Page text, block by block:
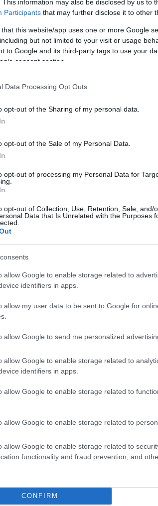
This information may also be disclosed by us to
Participants that may further disclose it to other
that this website/app uses one or more Google
but not limited to your visit or usage
to Google and its third-party tags to use your
consent section.
Data Processing Opt Outs
opt-out of the Sharing of my personal data.
opt-out of the Sale of my Personal Data.
opt-out of processing my Personal Data for
opt-out of Collection, Use, Retention, Sale, and/
Data that Is Unrelated with the Purposes
allow Google to enable storage related to
identifiers in apps.
allow my user data to be sent to Google for
allow Google to send me personalized
allow Google to enable storage related to
identifiers in apps.
allow Google to enable storage related to
allow Google to enable storage related to
allow Google to enable storage related to
functionality and fraud prevention, and
CONFIRM
το μέγεθος της ζημιάς
στον Οργανισμό:
έναν απλό αριθμό: η
πάνω από 2,7 δισεκατομμύρια
προς την αντιπολίτευση:
που είχαν οι ίδιοι την
– τα έκαναν όλα
ώστε να αποκατασταθεί
των έντιμων αγροτών, που είναι
της δικαιοσύνης εξυπηρετεί